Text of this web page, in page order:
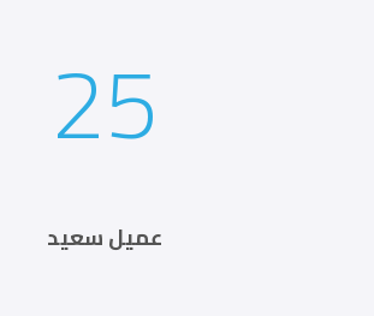
25
عميل سعيد